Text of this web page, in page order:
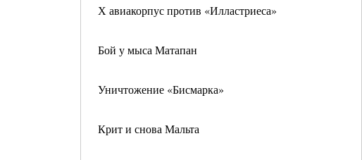
Х авиакорпус против «Илластриеса»
Бой у мыса Матапан
Уничтожение «Бисмарка»
Крит и снова Мальта